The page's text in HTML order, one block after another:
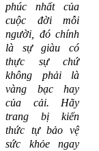
phúc nhất của
cuộc đời mỗi
người, đó chính
là sự giàu có
thực sự chứ
không phải là
vàng bạc hay
của cải. Hãy
trang bị kiến
thức tự bảo vệ
sức khỏe ngay